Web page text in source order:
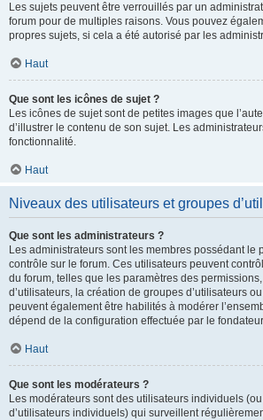
Les sujets peuvent être verrouillés par un
forum pour de multiples raisons. Vous pouvez
propres sujets, si cela a été autorisé par les
Haut
Que sont les icônes de sujet ?
Les icônes de sujet sont de petites images que
d’illustrer le contenu de son sujet. Les
fonctionnalité.
Haut
Niveaux des utilisateurs et groupes
Que sont les administrateurs ?
Les administrateurs sont les membres possédant le
contrôle sur le forum. Ces utilisateurs peuvent
du forum, telles que les paramètres des
d’utilisateurs, la création de groupes d’utilisateurs
peuvent également être habilités à modérer
dépend de la configuration effectuée par le
Haut
Que sont les modérateurs ?
Les modérateurs sont des utilisateurs individuels
d’utilisateurs individuels) qui surveillent